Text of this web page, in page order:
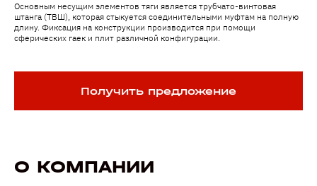
Основным несущим элементов тяги является трубчато-винтовая
штанга (ТВШ), которая стыкуется соединительными муфтам на полную
длину. Фиксация на конструкции производится при помощи
сферических гаек и плит различной конфигурации.
Получить предложение
О КОМПАНИИ